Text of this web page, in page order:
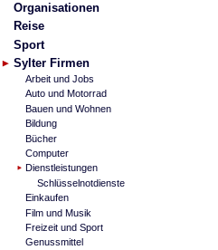
Organisationen
Reise
Sport
Sylter Firmen
Arbeit und Jobs
Auto und Motorrad
Bauen und Wohnen
Bildung
Bücher
Computer
Dienstleistungen
Schlüsselnotdienste
Einkaufen
Film und Musik
Freizeit und Sport
Genussmittel